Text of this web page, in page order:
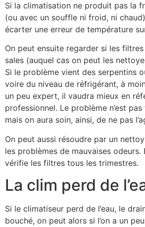
Si la climatisation ne produit pas la
(ou avec un souffle ni froid, ni
écarter une erreur de température
On peut ensuite regarder si les
sales (auquel cas on peut les
Si le problème vient des serpentins
voire du niveau de réfrigérant, à
un peu expert, il vaudra mieux en
professionnel. Le problème n’est
mais on aura soin, ainsi, de ne pas
On peut aussi résoudre par un
les problèmes de mauvaises odeurs.
vérifie les filtres tous les trimestres.
La clim perd de
Si le climatiseur perd de l’eau, le
bouché, on peut alors si l’on a un